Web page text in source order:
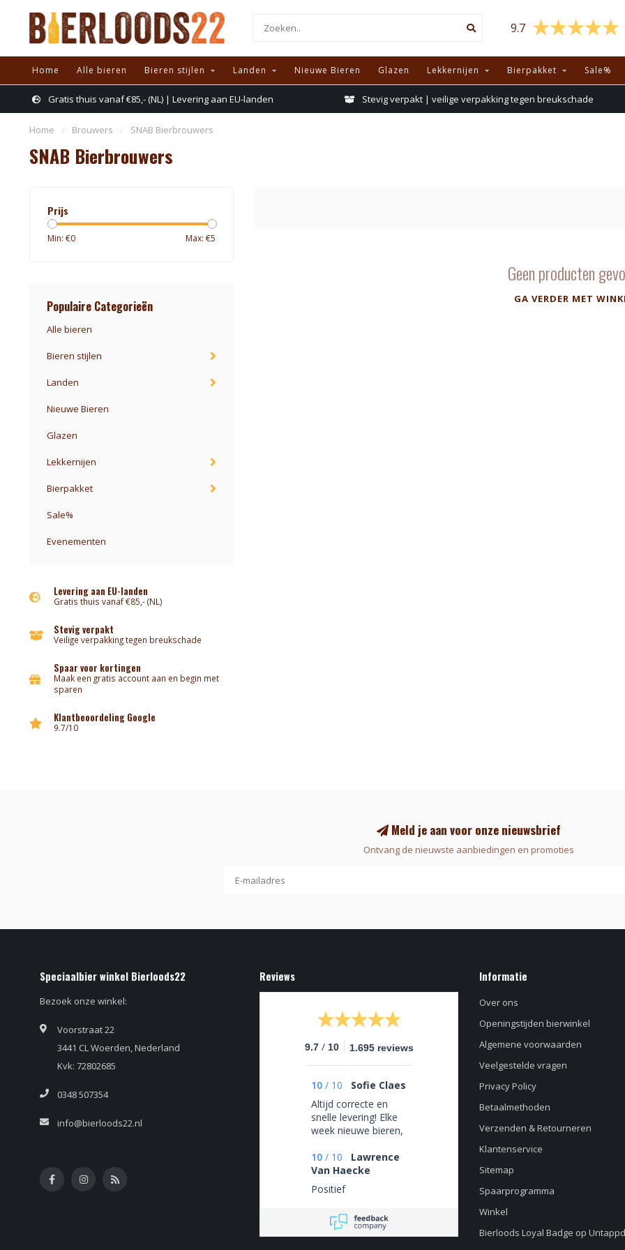
9.7
Home Alle bieren Bieren stijlen Landen Nieuwe Bieren Glazen Lekkernijen Bierpakket Sale%
Gratis thuis vanaf €85,- (NL) | Levering aan EU-landen Stevig verpakt | veilige verpakking tegen breukschade
Home / Brouwers / SNAB Bierbrouwers
SNAB Bierbrouwers
Prijs
Min: €0 Max: €5
Populaire Categorieën
Alle bieren
Bieren stijlen
Landen
Nieuwe Bieren
Glazen
Lekkernijen
Bierpakket
Sale%
Evenementen
Levering aan EU-landen
Gratis thuis vanaf €85,- (NL)
Stevig verpakt
Veilige verpakking tegen breukschade
Spaar voor kortingen
Maak een gratis account aan en begin met
sparen
Klantbeoordeling Google
9.7/10
Geen producten
GA VERDER MET
Meld je aan voor onze nieuwsbrief
Ontvang de nieuwste aanbiedingen en promoties
Speciaalbier winkel Bierloods22
Bezoek onze winkel:
Voorstraat 22
3441 CL Woerden, Nederland
Kvk: 72802685
0348 507354
info@bierloods22.nl
Reviews
9.7 / 10 1.695 reviews
10 / 10
Sofie Claes
Altijd correcte en
snelle levering! Elke
week nieuwe bieren,
10 / 10
Lawrence
Van Haecke
Positief
Informatie
Over ons
Openingstijden bierwinkel
Algemene voorwaarden
Veelgestelde vragen
Privacy Policy
Betaalmethoden
Verzenden & Retourneren
Klantenservice
Sitemap
Spaarprogramma
Winkel
Bierloods Loyal Badge op Untappd